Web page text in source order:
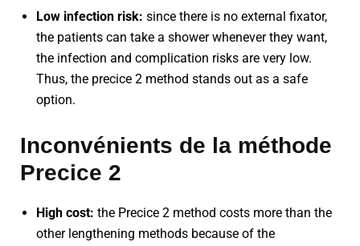
Low infection risk: since there is no external fixator,
the patients can take a shower whenever they want,
the infection and complication risks are very low.
Thus, the precice 2 method stands out as a safe
option.
Inconvénients de la méthode
Precice 2
High cost: the Precice 2 method costs more than the
other lengthening methods because of the